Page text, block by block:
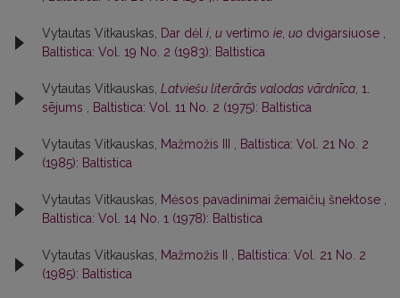
Vytautas Vitkauskas, Dar dėl i u vertimo ie uo dvigarsiuose
Baltistica: Vol. 19 No. 2 (1983): Baltistica
Vytautas Vitkauskas, Latviešu literārās valodas vārdnīca , 1.
sējums
Baltistica: Vol. 11 No. 2 (1975): Baltistica
Vytautas Vitkauskas, Mažmožis III
Baltistica: Vol. 21 No. 2
(1985): Baltistica
Vytautas Vitkauskas, Mėsos pavadinimai žemaičių šnektose
Baltistica: Vol. 14 No. 1 (1978): Baltistica
Vytautas Vitkauskas, Mažmožis II
Baltistica: Vol. 21 No. 2
(1985): Baltistica